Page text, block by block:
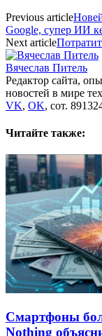
Previous article
Google, супер ИИ
Next article
Вячеслав Питель
Редактор сайта,
новостей в мире
VK, OK, сот.
Читайте также:
Смартфоны
Nothing